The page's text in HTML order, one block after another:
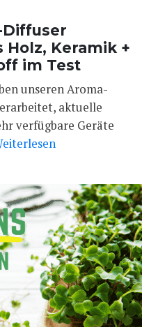
Diffuser
Keramik +
im Test
unseren Aroma-
aktuelle
verfügbare Geräte